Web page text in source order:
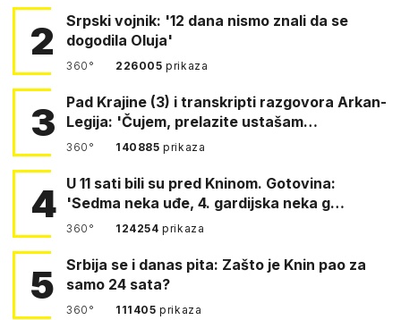
2
Srpski vojnik: '12 dana nismo znali da se
dogodila Oluja'
360° 226005prikaza
3
Pad Krajine (3) i transkripti razgovora Arkan-
Legija: 'Čujem, prelazite ustašam…
360° 140885prikaza
4 U 11 sati bili su pred Kninom. Gotovina:
'Sedma neka uđe, 4. gardijska neka g…
360° 124254prikaza
5
Srbija se i danas pita: Zašto je Knin pao za
samo 24 sata?
360° 111405prikaza